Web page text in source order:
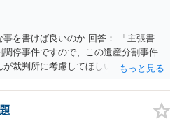
事を書けば良いのか 回答： 「主張書
停事件ですので、この遺産分割事件
裁判所に考慮してほしいと思う、亡
実や考慮してほしい事情に関連して
、主張書面とは別で提出できます。も
ような資料がある場合、「非開示の希